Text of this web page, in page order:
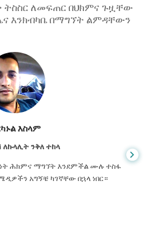
ለመፍጠር በህክምና ጉዟቸው
እንክብካቤ በማግኘት ልምዳቸውን
እስላም
ለኩላሊት ንቅለ ተከላ
ሕክምና ማግኘት እንደምችል ሙሉ ተስፋ
አግኝቼ ካገኛቸው በኋላ ነበር።